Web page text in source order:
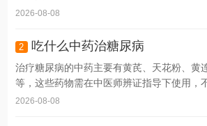
水...
2026-08-08
2 吃什么中药治糖尿病
治疗糖尿病的中药主要有黄芪、天花粉、黄
等，这些药物需在中医师辨证指导下使用，
芪...
2026-08-08